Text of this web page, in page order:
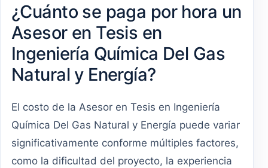
¿Cuánto se paga por hora un
Asesor en Tesis en
Ingeniería Química Del Gas
Natural y Energía?
El costo de la Asesor en Tesis en Ingeniería
Química Del Gas Natural y Energía puede variar
significativamente conforme múltiples factores,
como la dificultad del proyecto, la experiencia